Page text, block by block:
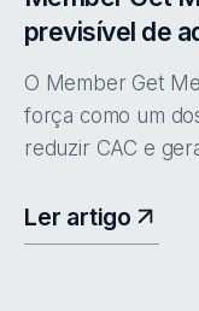
previsível de
O Member Get
força como um
reduzir CAC e
vendas por
Ler artigo